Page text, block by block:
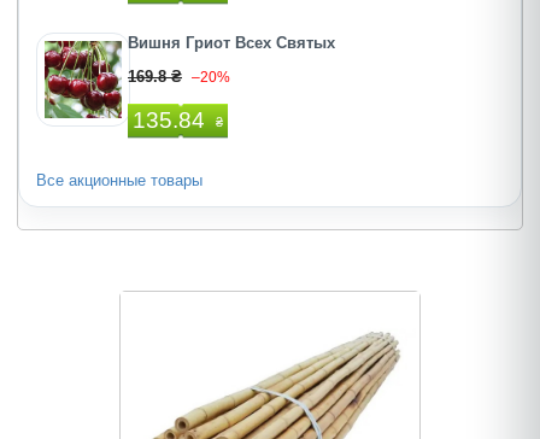
Вишня Гриот Всех Святых
169.8 ₴ –20%
135.84 ₴
Все акционные товары